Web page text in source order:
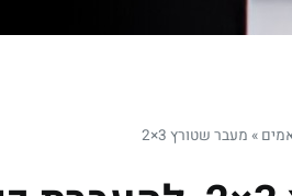
» מעבר שטורץ 3×2